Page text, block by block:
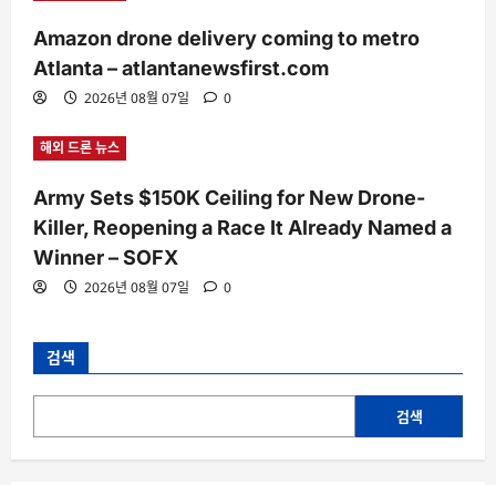
Amazon drone delivery coming to metro
Atlanta – atlantanewsfirst.com
2026년 08월 07일 0
해외 드론 뉴스
Army Sets $150K Ceiling for New Drone-
Killer, Reopening a Race It Already Named a
Winner – SOFX
2026년 08월 07일 0
검색
검색